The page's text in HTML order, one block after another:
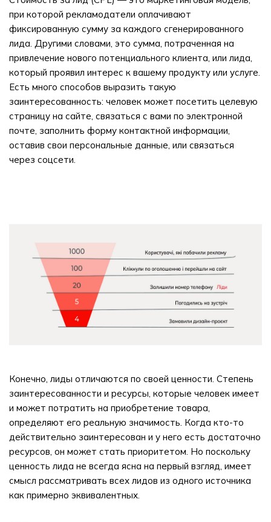
при которой рекламодатели оплачивают
фиксированную сумму за каждого сгенерированного
лида. Другими словами, это сумма, потраченная на
привлечение нового потенциального клиента, или лида,
который проявил интерес к вашему продукту или услуге.
Есть много способов выразить такую
заинтересованность: человек может посетить целевую
страницу на сайте, связаться с вами по электронной
почте, заполнить форму контактной информации,
оставив свои персональные данные, или связаться
через соцсети.
Конечно, лиды отличаются по своей ценности. Степень
заинтересованности и ресурсы, которые человек имеет
и может потратить на приобретение товара,
определяют его реальную значимость. Когда кто-то
действительно заинтересован и у него есть достаточно
ресурсов, он может стать приоритетом. Но поскольку
ценность лида не всегда ясна на первый взгляд, имеет
смысл рассматривать всех лидов из одного источника
как примерно эквивалентных.